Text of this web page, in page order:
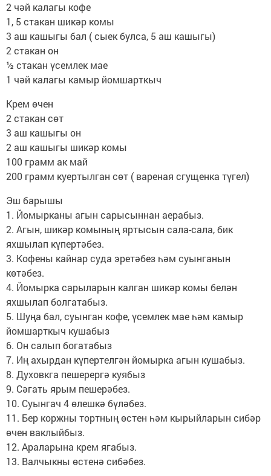
2 чәй калагы кофе
1, 5 стакан шикәр комы
3 аш кашыгы бал ( сыек булса, 5 аш кашыгы)
2 стакан он
½ стакан үсемлек мае
1 чәй калагы камыр йомшарткыч
Крем өчен
2 стакан сөт
3 аш кашыгы он
2 аш кашыгы шикәр комы
100 грамм ак май
200 грамм куертылган сөт ( вареная сгущенка түгел)
Эш барышы
1. Йомырканы агын сарысыннан аерабыз.
2. Агын, шикәр комының яртысын сала-сала, бик
яхшылап күпертәбез.
3. Кофены кайнар суда эретәбез һәм суынганын
көтәбез.
4. Йомырка сарыларын калган шикәр комы белән
яхшылап болгатабыз.
5. Шуңа бал, суынган кофе, үсемлек мае һәм камыр
йомшарткыч кушабыз
6. Он салып богатабыз
7. Иң ахырдан күпертелгән йомырка агын кушабыз.
8. Духовкга пешерергә куябыз
9. Сәгать ярым пешерәбез.
10. Суынгач 4 өлешкә бүләбез.
11. Бер коржны тортның өстен һәм кырыйларын сибәр
өчен ваклыйбыз.
12. Араларына крем ягабыз.
13. Валчыкны өстенә сибәбез.